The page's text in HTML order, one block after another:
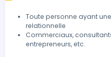
Toute personne ayant
relationnelle
Commerciaux,
entrepreneurs, etc.